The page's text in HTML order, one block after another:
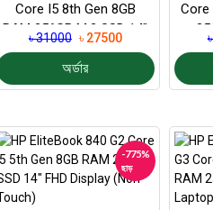
Core I5 8th Gen 8GB
RAM 256GB M.2 SSD 14″
FHD Display...
৳ 31000 ৳ 27500
অর্ডার
Core
-775%
ছাড়